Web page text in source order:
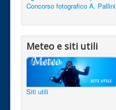
Concorso fotografico A. Pallini
Meteo e siti utili
Siti utili